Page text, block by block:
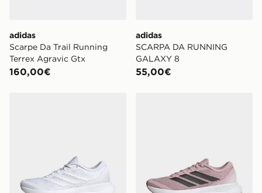
adidas
Scarpe Da Trail Running
Terrex Agravic Gtx
160,00€
adidas
SCARPA DA RUNNING
GALAXY 8
55,00€